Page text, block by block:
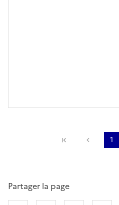
Première page
Page
1
Partager la page